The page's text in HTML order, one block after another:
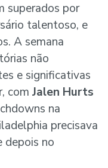
superados por
talentoso, e
A semana
não
e significativas
com Jalen Hurts
na
precisava
depois no